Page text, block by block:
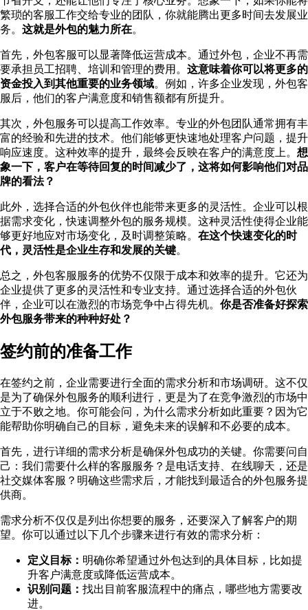
繁琐的客服工作交给专业的团队，你就能腾出更多时间去发展业
务。 这就是外包的魅力所在。
首先，外包客服可以显著降低运营成本。通过外包，企业不再需
要承担员工招聘、培训和管理的费用。 这意味着你可以将更多的
资金投入到其他重要的业务领域。例如，许多企业发现，外包客
服后，他们的客户满意度和销售额都有所提升。
其次，外包服务可以提高工作效率。专业的外包团队通常拥有丰
富的经验和先进的技术。他们能够更快速地处理客户问题，提升
响应速度。这种效率的提升，最终会反映在客户的满意度上。 想
象一下，客户在等待回复的时间减少了，这将如何影响他们对品
牌的看法？
此外，选择合适的外包伙伴也能带来更多的灵活性。企业可以根
据需求变化，快速调整外包的服务规模。这种灵活性使得企业能
够更好地应对市场变化，及时调整策略。 在这个快速变化的时
代，灵活性是企业生存和发展的关键。
总之，外包客服服务的优势不仅限于成本和效率的提升。它还为
企业提供了更多的灵活性和专业支持。通过选择合适的外包伙
伴，企业可以在激烈的市场竞争中占得先机。 你是否准备好探索
外包服务带来的种种好处？
签约前的准备工作
在签约之前，企业需要进行全面的需求分析和市场调研。这不仅
是为了确保外包服务的顺利进行，更是为了在竞争激烈的市场中
立于不败之地。你可能会问，为什么需求分析如此重要？因为它
能帮助你明确自己的目标，避免未来的误解和不必要的成本。
首先，进行详细的需求分析是确保外包成功的关键。你需要问自
己：我们需要什么样的客服服务？是电话支持、在线聊天，还是
社交媒体客服？明确这些需求后，才能找到最适合的外包服务提
供商。
需求分析不仅仅是列出你想要的服务，还要深入了解客户的期
望。你可以通过以下几个步骤来进行有效的需求分析：
定义目标： 明确你希望通过外包达到的具体目标，比如提
升客户满意度或降低运营成本。
识别问题： 找出目前客服流程中的痛点，哪些地方需要改
进。